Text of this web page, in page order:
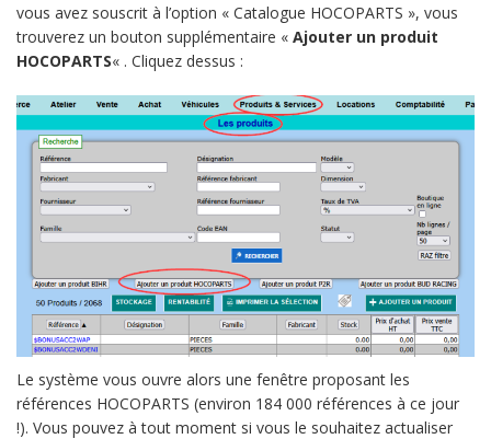
vous avez souscrit à l’option « Catalogue HOCOPARTS », vous
trouverez un bouton supplémentaire « Ajouter un produit
HOCOPARTS« . Cliquez dessus :
Le système vous ouvre alors une fenêtre proposant les
références HOCOPARTS (environ 184 000 références à ce jour
!). Vous pouvez à tout moment si vous le souhaitez actualiser